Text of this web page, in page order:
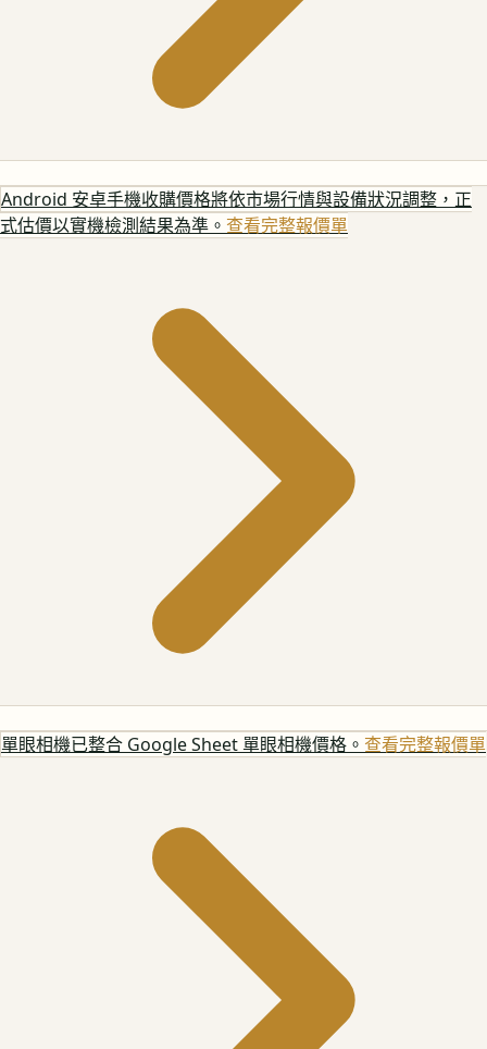
Android 安卓手機收購價格將依市場行情與設備狀況調整，正
式估價以實機檢測結果為準。 查看完整報價單
單眼相機已整合 Google Sheet 單眼相機價格。 查看完整報價單